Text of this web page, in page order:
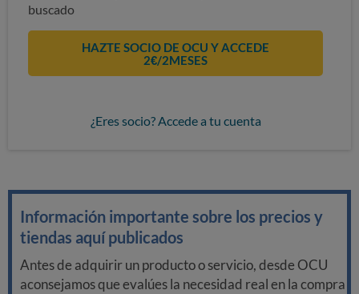
buscado
HAZTE SOCIO DE OCU Y ACCEDE
2€/2MESES
¿Eres socio? Accede a tu cuenta
Información importante sobre los precios y
tiendas aquí publicados
Antes de adquirir un producto o servicio, desde OCU
aconsejamos que evalúes la necesidad real en la compra